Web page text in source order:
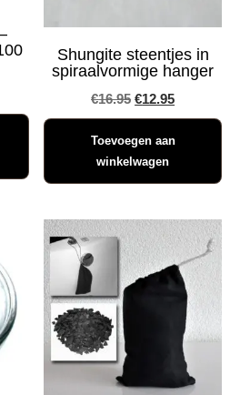
Shungite steentjes in
spiraalvormige hanger
€16.95 Oorspronkelijke
prijs
was:
€16.95.
€12.95Huidige
prijs
is:
Toevoegen aan
winkelwagen